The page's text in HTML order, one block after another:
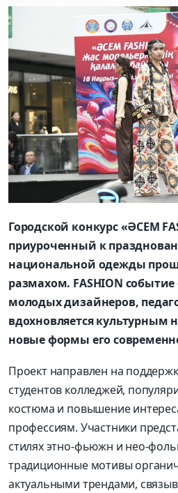
Городской конкурс «ӘСЕМ
приуроченный к
национальной одежды
размахом. FASHION
молодых дизайнеров,
вдохновляется культурным
новые формы его
Проект направлен на
студентов колледжей,
костюма и повышение
профессиям. Участники
стилях этно-фьюжн и нео-
традиционные мотивы
актуальными трендами,